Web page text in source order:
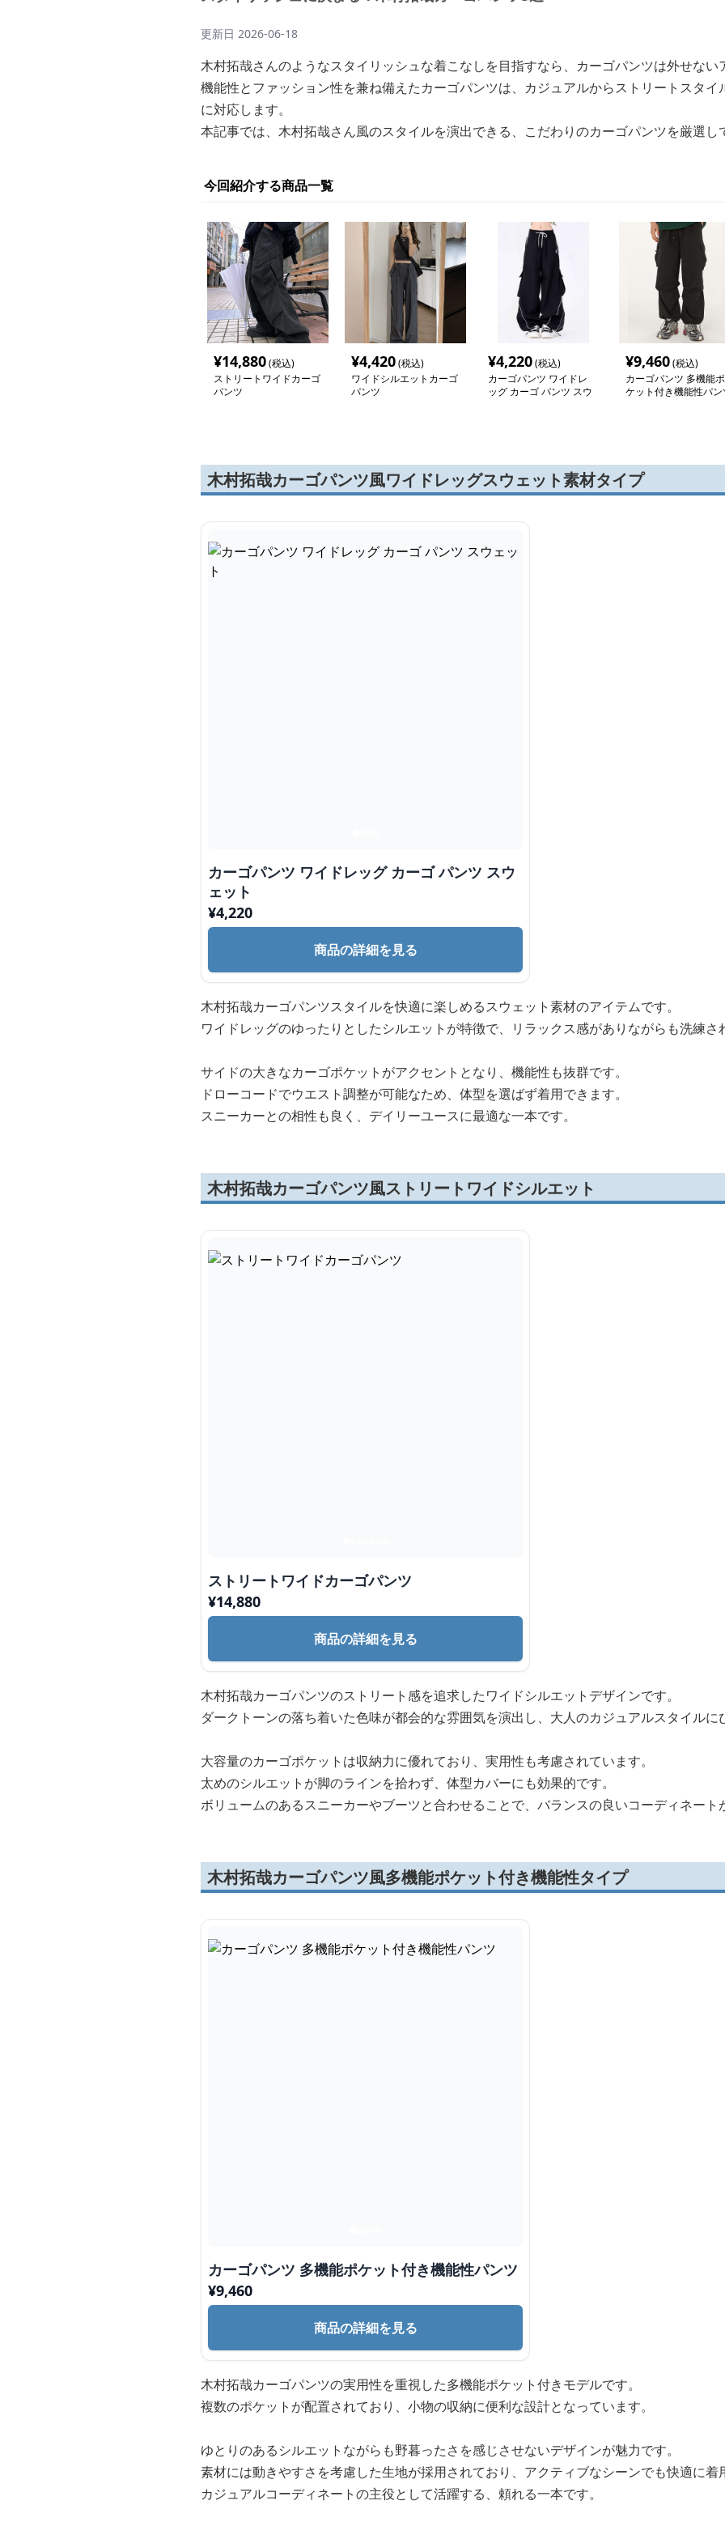
更新日 2026-06-18
木村拓哉さんのようなスタイリッシュな着こなしを目指すなら、カーゴパンツは外せない
機能性とファッション性を兼ね備えたカーゴパンツは、カジュアルからストリートスタイ
に対応します。
本記事では、木村拓哉さん風のスタイルを演出できる、こだわりのカーゴパンツを厳選し
今回紹介する商品一覧
¥14,880(税込)
ストリートワイドカーゴ
パンツ
¥4,420(税込)
ワイドシルエットカーゴ
パンツ
¥4,220(税込)
カーゴパンツ ワイドレ
ッグ カーゴ パンツ スウ
¥9,460(税込)
カーゴパンツ 多機能ポ
ケット付き機能性パン
木村拓哉カーゴパンツ風ワイドレッグスウェット素材タイプ
カーゴパンツ ワイドレッグ カーゴ パンツ スウ
ェット
¥4,220
商品の詳細を見る
木村拓哉カーゴパンツスタイルを快適に楽しめるスウェット素材のアイテムです。
ワイドレッグのゆったりとしたシルエットが特徴で、リラックス感がありながらも洗練さ
サイドの大きなカーゴポケットがアクセントとなり、機能性も抜群です。
ドローコードでウエスト調整が可能なため、体型を選ばず着用できます。
スニーカーとの相性も良く、デイリーユースに最適な一本です。
木村拓哉カーゴパンツ風ストリートワイドシルエット
ストリートワイドカーゴパンツ
¥14,880
商品の詳細を見る
木村拓哉カーゴパンツのストリート感を追求したワイドシルエットデザインです。
ダークトーンの落ち着いた色味が都会的な雰囲気を演出し、大人のカジュアルスタイルに
大容量のカーゴポケットは収納力に優れており、実用性も考慮されています。
太めのシルエットが脚のラインを拾わず、体型カバーにも効果的です。
ボリュームのあるスニーカーやブーツと合わせることで、バランスの良いコーディネート
木村拓哉カーゴパンツ風多機能ポケット付き機能性タイプ
カーゴパンツ 多機能ポケット付き機能性パンツ
¥9,460
商品の詳細を見る
木村拓哉カーゴパンツの実用性を重視した多機能ポケット付きモデルです。
複数のポケットが配置されており、小物の収納に便利な設計となっています。
ゆとりのあるシルエットながらも野暮ったさを感じさせないデザインが魅力です。
素材には動きやすさを考慮した生地が採用されており、アクティブなシーンでも快適に着
カジュアルコーディネートの主役として活躍する、頼れる一本です。